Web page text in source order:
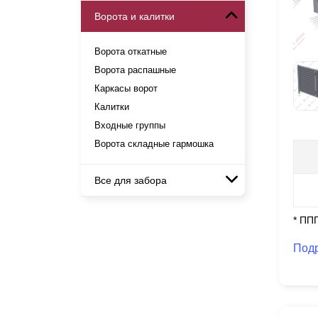
Металлические заборы
Металлические ограждения
Комплекты заборов-лего
Быстровозводимые заборы
Модульные заборы и
ограждения
Комбинированные заборы
Секционные заборы
Ворота и калитки
Ворота откатные
Ворота распашные
Каркасы ворот
Калитки
Входные группы
Ворота складные гармошка
Все для забора
*